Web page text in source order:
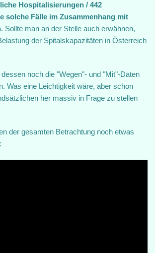
Hospitalisierungen / 442
solche Fälle im Zusammenhang mit
. Sollte man an der Stelle auch erwähnen,
der Spitalskapazitäten in Österreich
noch die "Wegen"- und "Mit"-Daten
Was eine Leichtigkeit wäre, aber schon
her massiv in Frage zu stellen
der gesamten Betrachtung noch etwas